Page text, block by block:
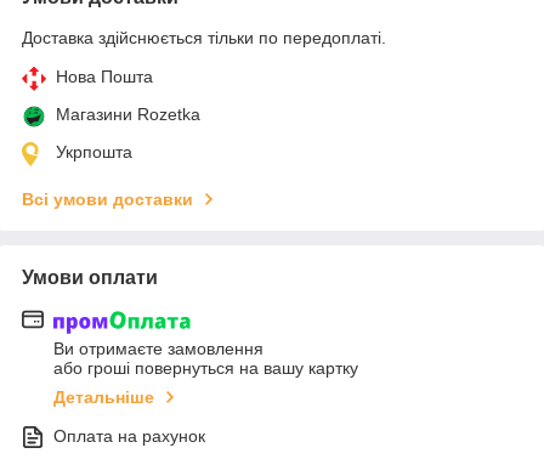
Доставка здійснюється тільки по передоплаті.
Нова Пошта
Магазини Rozetka
Укрпошта
Всі умови доставки
Умови оплати
Ви отримаєте замовлення
або гроші повернуться на вашу картку
Детальніше
Оплата на рахунок